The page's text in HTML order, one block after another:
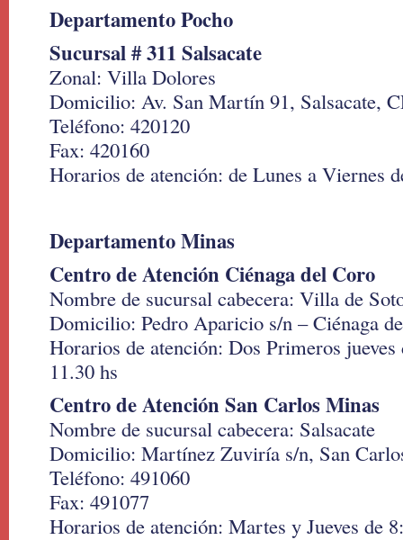
Departamento Pocho
Sucursal # 311 Salsacate
Zonal: Villa Dolores
Domicilio: Av. San Martín 91, Salsacate,
Teléfono: 420120
Fax: 420160
Horarios de atención: de Lunes a Viernes
Departamento Minas
Centro de Atención Ciénaga del Coro
Nombre de sucursal cabecera: Villa de
Domicilio: Pedro Aparicio s/n – Ciénaga
Horarios de atención: Dos Primeros jueves
11.30 hs
Centro de Atención San Carlos Minas
Nombre de sucursal cabecera: Salsacate
Domicilio: Martínez Zuviría s/n, San
Teléfono: 491060
Fax: 491077
Horarios de atención: Martes y Jueves de